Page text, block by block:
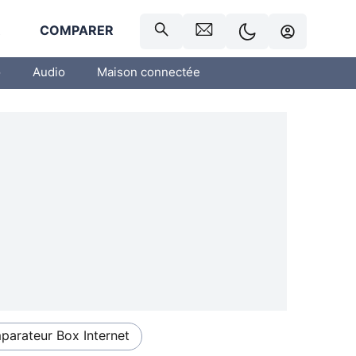
COMPARER
Audio Maison connectée
Box Internet